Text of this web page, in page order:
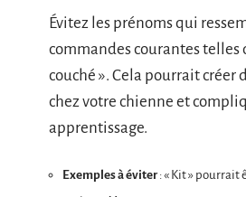
Évitez les prénoms qui
commandes courantes telles
couché ». Cela pourrait créer
chez votre chienne et
apprentissage.
Exemples à éviter: « Kit » pourrait